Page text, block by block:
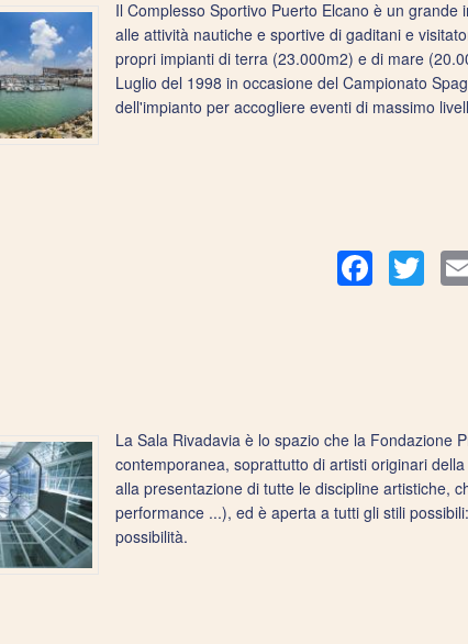
Il Complesso Sportivo Puerto Elcano è un
alle attività nautiche e sportive di gaditani e
propri impianti di terra (23.000m2) e di mare
Luglio del 1998 in occasione del Campionato
dell'impianto per accogliere eventi di massimo
Facebook
La Sala Rivadavia è lo spazio che la Fondazione
contemporanea, soprattutto di artisti originari
alla presentazione di tutte le discipline artistiche,
performance ...), ed è aperta a tutti gli stili
possibilità.